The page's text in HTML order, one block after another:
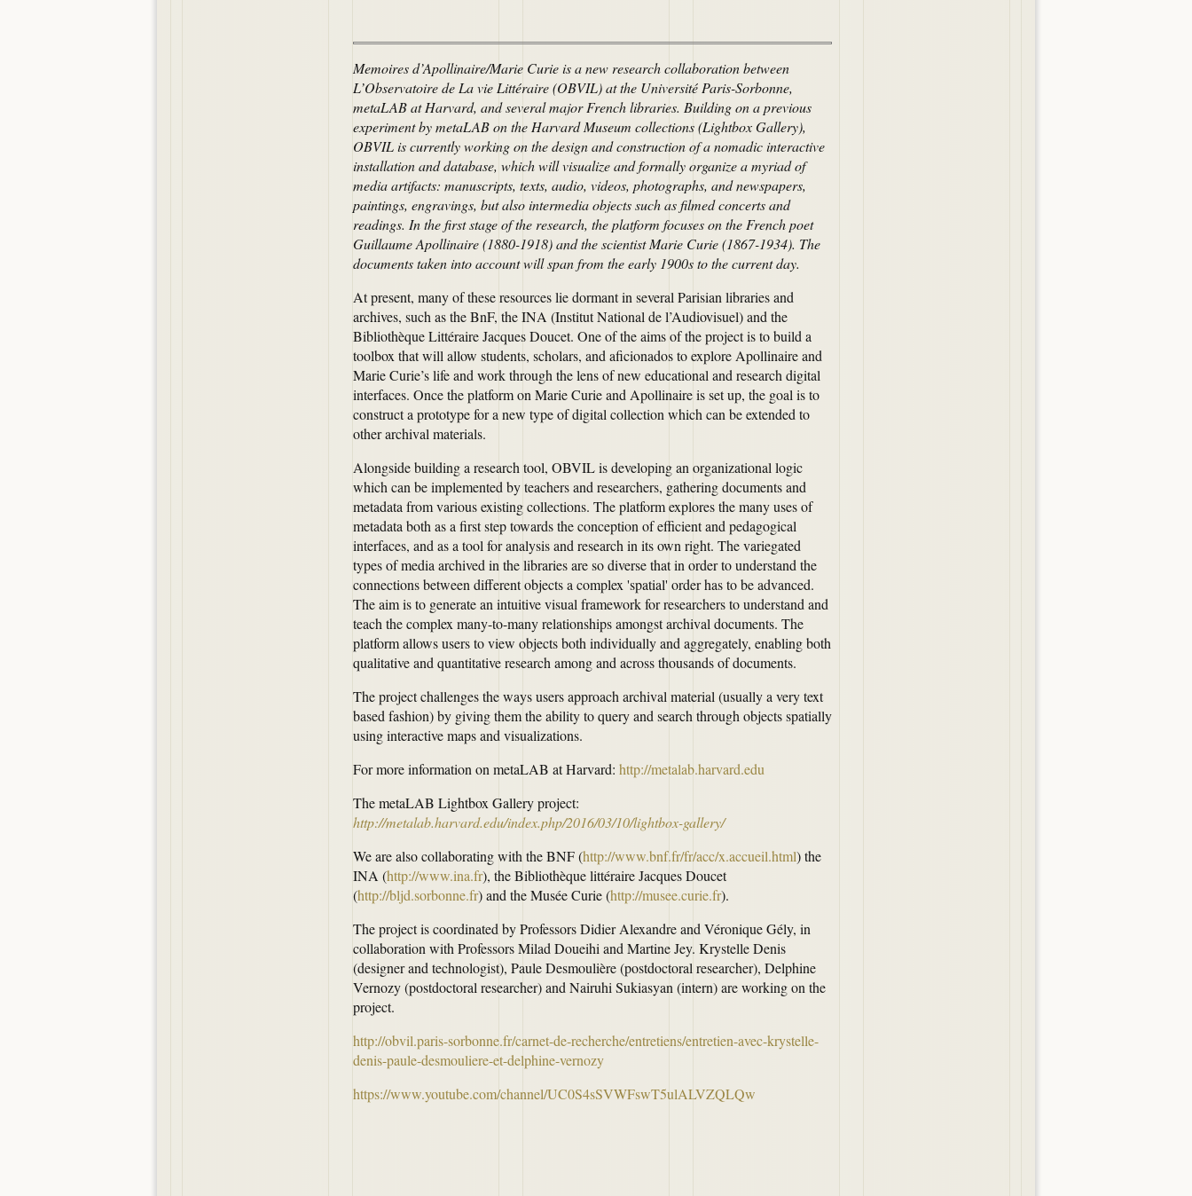
Memoires d’Apollinaire/Marie Curie is a new research collaboration between
L’Observatoire de La vie Littéraire (OBVIL) at the Université Paris-Sorbonne,
metaLAB at Harvard, and several major French libraries. Building on a previous
experiment by metaLAB on the Harvard Museum collections (Lightbox Gallery),
OBVIL is currently working on the design and construction of a nomadic interactive
installation and database, which will visualize and formally organize a myriad of
media artifacts: manuscripts, texts, audio, videos, photographs, and newspapers,
paintings, engravings, but also intermedia objects such as filmed concerts and
readings. In the first stage of the research, the platform focuses on the French poet
Guillaume Apollinaire (1880-1918) and the scientist Marie Curie (1867-1934). The
documents taken into account will span from the early 1900s to the current day.
At present, many of these resources lie dormant in several Parisian libraries and
archives, such as the BnF, the INA (Institut National de l’Audiovisuel) and the
Bibliothèque Littéraire Jacques Doucet. One of the aims of the project is to build a
toolbox that will allow students, scholars, and aficionados to explore Apollinaire and
Marie Curie’s life and work through the lens of new educational and research digital
interfaces. Once the platform on Marie Curie and Apollinaire is set up, the goal is to
construct a prototype for a new type of digital collection which can be extended to
other archival materials.
Alongside building a research tool, OBVIL is developing an organizational logic
which can be implemented by teachers and researchers, gathering documents and
metadata from various existing collections. The platform explores the many uses of
metadata both as a first step towards the conception of efficient and pedagogical
interfaces, and as a tool for analysis and research in its own right. The variegated
types of media archived in the libraries are so diverse that in order to understand the
connections between different objects a complex 'spatial' order has to be advanced.
The aim is to generate an intuitive visual framework for researchers to understand and
teach the complex many-to-many relationships amongst archival documents. The
platform allows users to view objects both individually and aggregately, enabling both
qualitative and quantitative research among and across thousands of documents.
The project challenges the ways users approach archival material (usually a very text
based fashion) by giving them the ability to query and search through objects spatially
using interactive maps and visualizations.
For more information on metaLAB at Harvard: http://metalab.harvard.edu
The metaLAB Lightbox Gallery project:
http://metalab.harvard.edu/index.php/2016/03/10/lightbox-gallery/
We are also collaborating with the BNF (http://www.bnf.fr/fr/acc/x.accueil.html) the
INA (http://www.ina.fr), the Bibliothèque littéraire Jacques Doucet
(http://bljd.sorbonne.fr) and the Musée Curie (http://musee.curie.fr).
The project is coordinated by Professors Didier Alexandre and Véronique Gély, in
collaboration with Professors Milad Doueihi and Martine Jey. Krystelle Denis
(designer and technologist), Paule Desmoulière (postdoctoral researcher), Delphine
Vernozy (postdoctoral researcher) and Nairuhi Sukiasyan (intern) are working on the
project.
http://obvil.paris-sorbonne.fr/carnet-de-recherche/entretiens/entretien-avec-krystelle-
denis-paule-desmouliere-et-delphine-vernozy
https://www.youtube.com/channel/UC0S4sSVWFswT5ulALVZQLQw